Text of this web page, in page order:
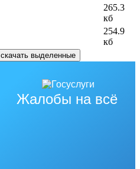
265.3
кб
254.9
кб
скачать выделенные
Жалобы на всё